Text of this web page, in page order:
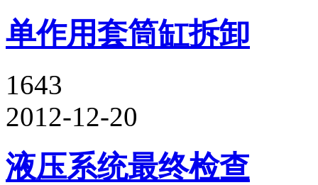
单作用套筒缸拆卸
1643
2012-12-20
液压系统最终检查